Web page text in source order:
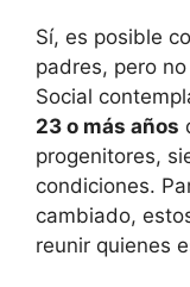
Sí, es posible
padres, pero
Social
23 o más años
progenitores,
condiciones.
cambiado,
reunir quienes